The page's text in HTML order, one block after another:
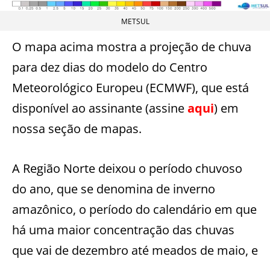
METSUL
O mapa acima mostra a projeção de chuva
para dez dias do modelo do Centro
Meteorológico Europeu (ECMWF), que está
disponível ao assinante (assineaqui) em
nossa seção de mapas.
A Região Norte deixou o período chuvoso
do ano, que se denomina de inverno
amazônico, o período do calendário em que
há uma maior concentração das chuvas
que vai de dezembro até meados de maio, e